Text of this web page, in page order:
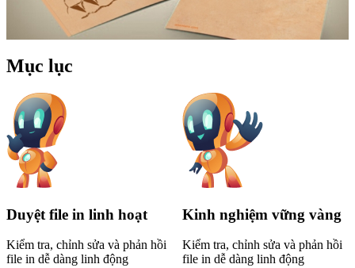
Mục lục
Duyệt file in linh hoạt
Kiểm tra, chỉnh sửa và phản hồi
file in dễ dàng linh động
Kinh nghiệm vững vàng
Kiểm tra, chỉnh sửa và phản hồi
file in dễ dàng linh động